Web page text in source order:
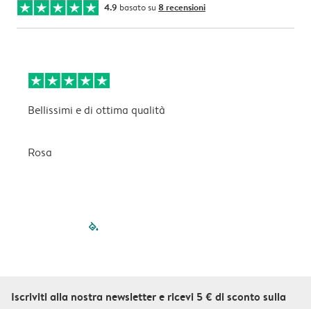
4.9 basato su 8 recensioni
Bellissimi e di ottima qualità
Rosa
filled-pagination
Iscriviti alla nostra newsletter e ricevi 5 € di sconto sulla